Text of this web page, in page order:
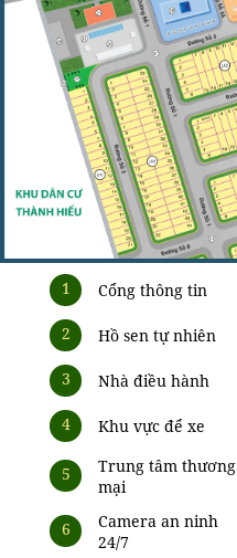
1 Cổng thông tin
2 Hồ sen tự nhiên
3 Nhà điều hành
4 Khu vực để xe
5
Trung tâm thương
mại
6
Camera an ninh
24/7